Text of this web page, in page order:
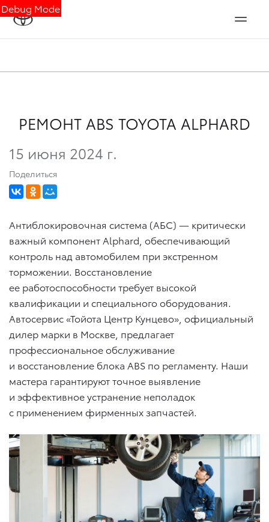
Debug Mode
РЕМОНТ ABS TOYOTA ALPHARD
15 июня 2024 г.
Поделиться
Антиблокировочная система (АБС) — критически
важный компонент Alphard, обеспечивающий
контроль над автомобилем при экстренном
торможении. Восстановление
ее работоспособности требует высокой
квалификации и специального оборудования.
Автосервис «Тойота Центр Кунцево», официальный
дилер марки в Москве, предлагает
профессиональное обслуживание
и восстановление блока ABS по регламенту. Наши
мастера гарантируют точное выявление
и эффективное устранение неполадок
с применением фирменных запчастей.